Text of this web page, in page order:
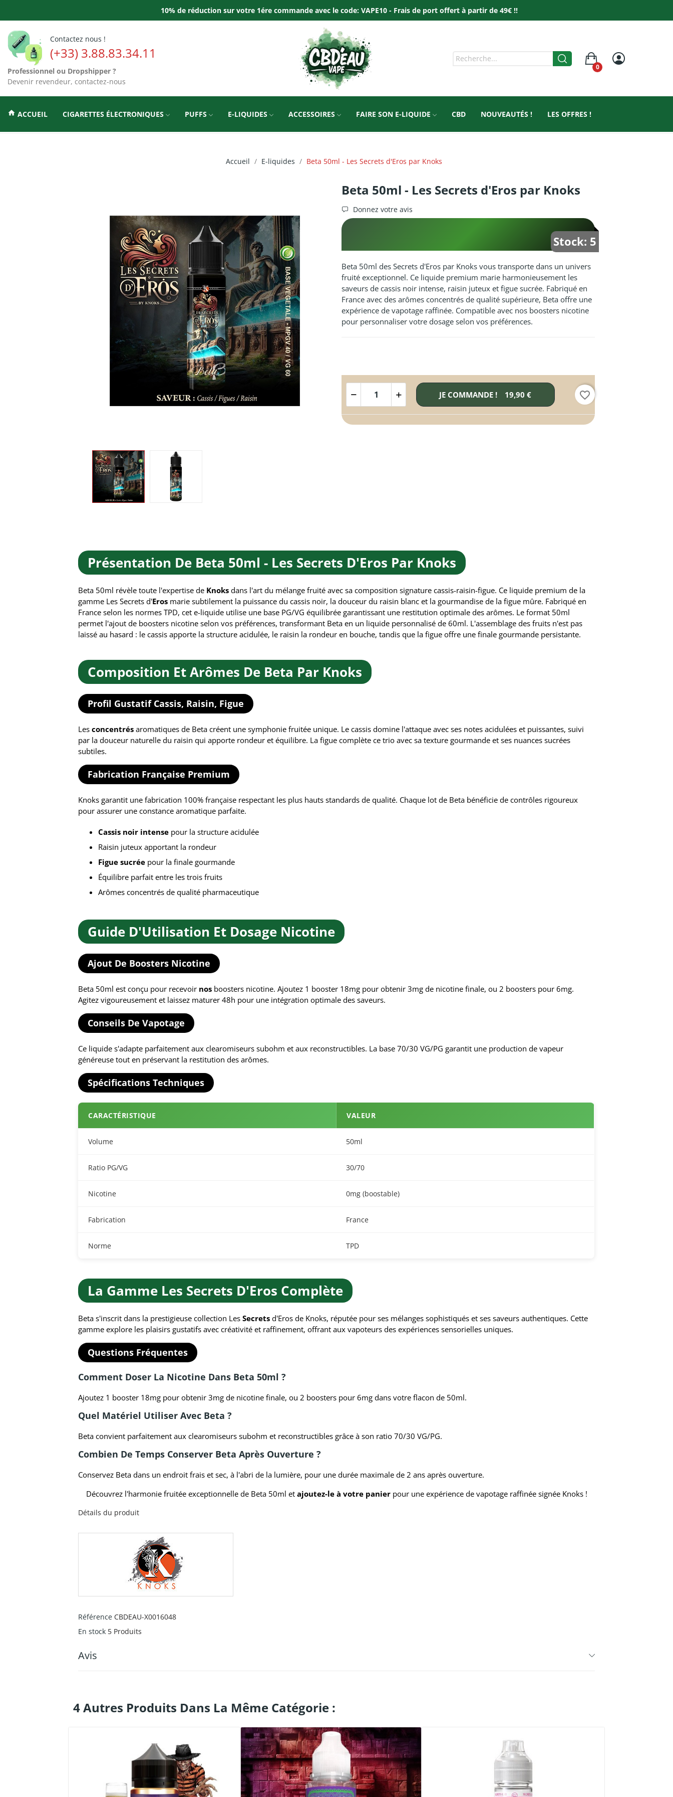
10% de réduction sur votre 1ére commande avec le code: VAPE10 - Frais de port offert à partir de 49€ !!
Contactez nous !
(+33) 3.88.83.34.11
Professionnel ou Dropshipper ?
Devenir revendeur, contactez-nous
0
home ACCUEIL CIGARETTES ÉLECTRONIQUES PUFFS E-LIQUIDES ACCESSOIRES FAIRE SON E-LIQUIDE CBD NOUVEAUTÉS ! LES OFFRES !
Accueil E-liquides Beta 50ml - Les Secrets d'Eros par Knoks
Beta 50ml - Les Secrets d'Eros par Knoks
Donnez votre avis
Stock: 5
Beta 50ml des Secrets d'Eros par Knoks vous transporte dans un univers
fruité exceptionnel. Ce liquide premium marie harmonieusement les
saveurs de cassis noir intense, raisin juteux et figue sucrée. Fabriqué en
France avec des arômes concentrés de qualité supérieure, Beta offre une
expérience de vapotage raffinée. Compatible avec nos boosters nicotine
pour personnaliser votre dosage selon vos préférences.
JE COMMANDE ! 19,90 € favorite_border
Présentation De Beta 50ml - Les Secrets D'Eros Par Knoks
Beta 50ml révèle toute l'expertise de Knoks dans l'art du mélange fruité avec sa composition signature cassis-raisin-figue. Ce liquide premium de la
gamme Les Secrets d'Eros marie subtilement la puissance du cassis noir, la douceur du raisin blanc et la gourmandise de la figue mûre. Fabriqué en
France selon les normes TPD, cet e-liquide utilise une base PG/VG équilibrée garantissant une restitution optimale des arômes. Le format 50ml
permet l'ajout de boosters nicotine selon vos préférences, transformant Beta en un liquide personnalisé de 60ml. L'assemblage des fruits n'est pas
laissé au hasard : le cassis apporte la structure acidulée, le raisin la rondeur en bouche, tandis que la figue offre une finale gourmande persistante.
Composition Et Arômes De Beta Par Knoks
Profil Gustatif Cassis, Raisin, Figue
Lesconcentrés aromatiques de Beta créent une symphonie fruitée unique. Le cassis domine l'attaque avec ses notes acidulées et puissantes, suivi
par la douceur naturelle du raisin qui apporte rondeur et équilibre. La figue complète ce trio avec sa texture gourmande et ses nuances sucrées
subtiles.
Fabrication Française Premium
Knoks garantit une fabrication 100% française respectant les plus hauts standards de qualité. Chaque lot de Beta bénéficie de contrôles rigoureux
pour assurer une constance aromatique parfaite.
Cassis noir intense pour la structure acidulée
Raisin juteux apportant la rondeur
Figue sucrée pour la finale gourmande
Équilibre parfait entre les trois fruits
Arômes concentrés de qualité pharmaceutique
Guide D'Utilisation Et Dosage Nicotine
Ajout De Boosters Nicotine
Beta 50ml est conçu pour recevoir nos boosters nicotine. Ajoutez 1 booster 18mg pour obtenir 3mg de nicotine finale, ou 2 boosters pour 6mg.
Agitez vigoureusement et laissez maturer 48h pour une intégration optimale des saveurs.
Conseils De Vapotage
Ce liquide s'adapte parfaitement aux clearomiseurs subohm et aux reconstructibles. La base 70/30 VG/PG garantit une production de vapeur
généreuse tout en préservant la restitution des arômes.
Spécifications Techniques
CARACTÉRISTIQUE VALEUR
Volume 50ml
Ratio PG/VG 30/70
Nicotine 0mg (boostable)
Fabrication France
Norme TPD
La Gamme Les Secrets D'Eros Complète
Beta s'inscrit dans la prestigieuse collection LesSecrets d'Eros de Knoks, réputée pour ses mélanges sophistiqués et ses saveurs authentiques. Cette
gamme explore les plaisirs gustatifs avec créativité et raffinement, offrant aux vapoteurs des expériences sensorielles uniques.
Questions Fréquentes
Comment Doser La Nicotine Dans Beta 50ml ?
Ajoutez 1 booster 18mg pour obtenir 3mg de nicotine finale, ou 2 boosters pour 6mg dans votre flacon de 50ml.
Quel Matériel Utiliser Avec Beta ?
Beta convient parfaitement aux clearomiseurs subohm et reconstructibles grâce à son ratio 70/30 VG/PG.
Combien De Temps Conserver Beta Après Ouverture ?
Conservez Beta dans un endroit frais et sec, à l'abri de la lumière, pour une durée maximale de 2 ans après ouverture.
Découvrez l'harmonie fruitée exceptionnelle de Beta 50ml et ajoutez-le à votre panierpour une expérience de vapotage raffinée signée Knoks !
Détails du produit
Référence CBDEAU-X0016048
En stock 5 Produits
Avis
4 Autres Produits Dans La Même Catégorie :